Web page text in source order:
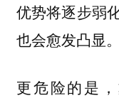
优势将逐步弱
也会愈发凸显。
更危险的是，